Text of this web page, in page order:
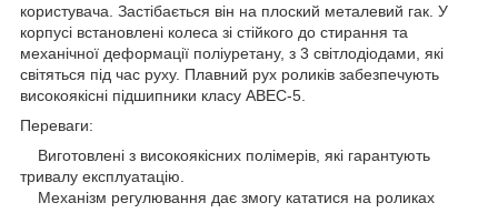
користувача. Застібається він на плоский металевий гак. У
корпусі встановлені колеса зі стійкого до стирання та
механічної деформації поліуретану, з 3 світлодіодами, які
світяться під час руху. Плавний рух роликів забезпечують
високоякісні підшипники класу ABEC-5.
Переваги:
Виготовлені з високоякісних полімерів, які гарантують
тривалу експлуатацію.
Механізм регулювання дає змогу кататися на роликах